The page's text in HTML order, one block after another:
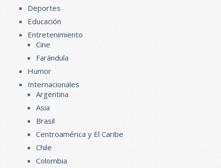
Deportes
Educación
Entretenimiento
Cine
Farándula
Humor
Internacionales
Argentina
Asia
Brasil
Centroamérica y El Caribe
Chile
Colombia